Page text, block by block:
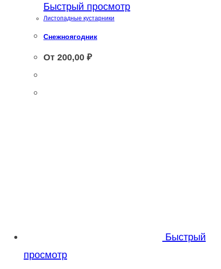
Быстрый просмотр
Листопадные кустарники
Снежноягодник
От 200,00 ₽
Быстрый
просмотр